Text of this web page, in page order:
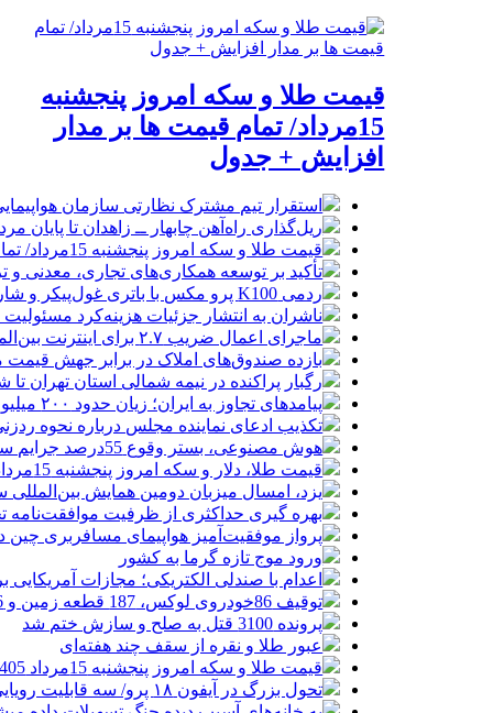
قیمت طلا و سکه امروز پنجشنبه
15مرداد/ تمام قیمت ها بر مدار
افزایش + جدول
استقرار تیم مشترک نظارتی سازمان
ریل‌گذاری راه‌آهن چابهار ــ زاهدان تا پایان
قیمت طلا و سکه امروز پنجشنبه 15مرداد/ تمام قیمت ها بر مدار افزایش + جدول
تأکید بر توسعه همکاری‌های تجاری، معدنی و
ردمی K100 پرو مکس با باتری غول‌پیکر و شارژ بی‌سیم روانه بازار می‌شود
ناشران به انتشار جزئیات هزینه‌کرد
ماجرای اعمال ضریب ۲.۷ برای اینترنت بین‌الملل چیست؟
بازده صندوق‌های املاک در برابر جهش
رگبار پراکنده در نیمه شمالی استان تهران تا
پیامدهای تجاوز به ایران؛ زیان حدود ۲۰۰ میلیون یورویی شرکت هواپیمایی مجارستان
تکذیب ادعای نماینده مجلس درباره نحوه
هوش مصنوعی، بستر وقوع 55درصد جرایم سایبری آفریقاست
قیمت طلا، دلار و سکه امروز پنجشنبه 15مرداد/ افزایش قیمت ها + جدول
یزد، امسال میزبان دومین همایش بین‌المللی
بهره گیری حداکثری از ظرفیت موافقت‌نامه
پرواز موفقیت‌آمیز هواپیمای مسافربری چین
ورود موج تازه گرما به کشور
اعدام با صندلی الکتریکی؛ مجازات
توقیف 86خودروی لوکس، 187 قطعه زمین و 86 آپارتمان تراستی‌ها
پرونده 3100 قتل به صلح و سازش ختم شد
عبور طلا و نقره از سقف چند هفته‌ای
قیمت طلا و سکه امروز پنجشنبه 15مرداد 1405/ افزایش همه قیمت ها + جدول
تحول بزرگ در آیفون ۱۸ پرو/ سه قابلیت رویایی که بالاخره به حقیقت می‌پیوندند